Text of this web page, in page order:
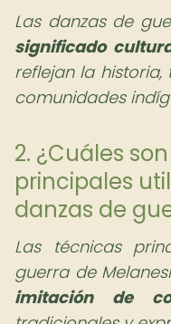
Las danzas de
significado
reflejan la
comunidades
2. ¿Cuáles
principales
danzas de
Las técnicas
guerra de
imitación de